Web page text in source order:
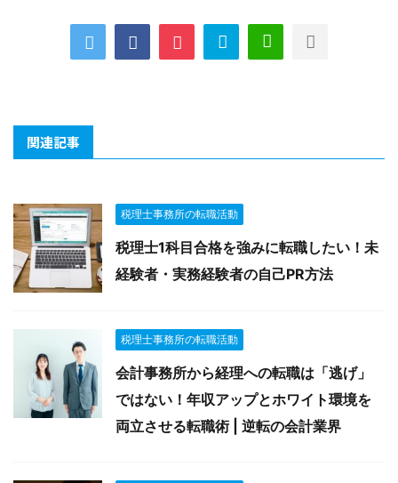
関連記事
税理士事務所の転職活動
税理士1科目合格を強みに転職したい！未
経験者・実務経験者の自己PR方法
税理士事務所の転職活動
会計事務所から経理への転職は「逃げ」
ではない！年収アップとホワイト環境を
両立させる転職術 | 逆転の会計業界